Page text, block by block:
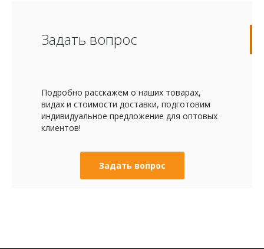
Задать вопрос
Подробно расскажем о наших товарах,
видах и стоимости доставки, подготовим
индивидуальное предложение для оптовых
клиентов!
Задать вопрос